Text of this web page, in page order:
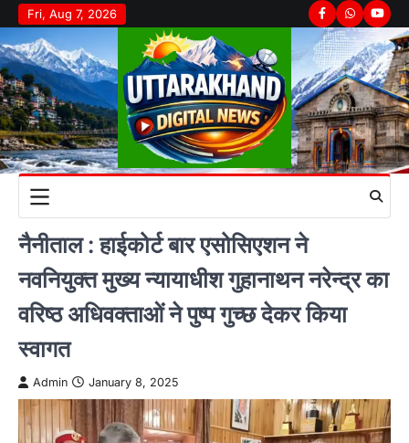
Skip
to
content
Fri, Aug 7, 2026 Facebook
Whatsapp
नैनीताल : हाईकोर्ट बार एसोसिएशन ने
नवनियुक्त मुख्य न्यायाधीश गुहानाथन नरेन्द्र का
वरिष्ठ अधिवक्ताओं ने पुष्प गुच्छ देकर किया
स्वागत
Admin January 8, 2025